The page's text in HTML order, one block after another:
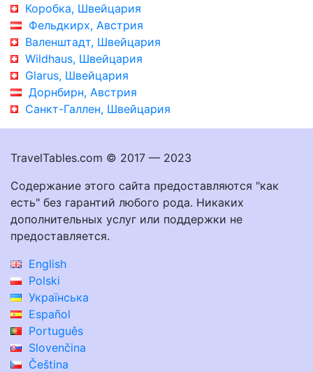
Коробка, Швейцария
Фельдкирх, Австрия
Валенштадт, Швейцария
Wildhaus, Швейцария
Glarus, Швейцария
Дорнбирн, Австрия
Санкт-Галлен, Швейцария
TravelTables.com © 2017 — 2023
Содержание этого сайта предоставляются "как
есть" без гарантий любого рода. Никаких
дополнительных услуг или поддержки не
предоставляется.
English
Polski
Українська
Español
Português
Slovenčina
Čeština